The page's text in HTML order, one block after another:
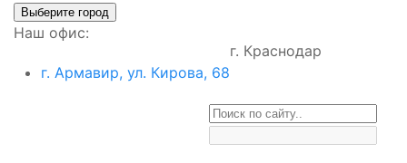
Выберите город
Наш офис:
г. Армавир, ул. Кирова, 68
г. Краснодар